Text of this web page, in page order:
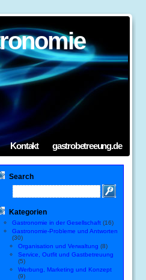
Kontakt gastrobetreeung.de
Search
Kategorien
Gastronomie in der Gesellschaft(16)
Gastronomie-Probleme und Antworten
(30)
Organisation und Verwaltung (8)
Service, Outfit und Gastbetreuung
(5)
Werbung, Marketing und Konzept
(9)